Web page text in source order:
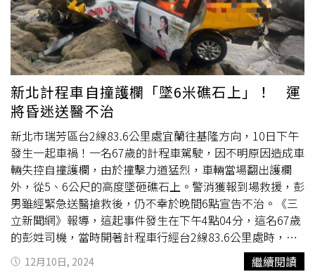
新北計程車自撞護欄「墜6米礁石上」！ 運
將昏迷送醫不治
新北市瑞芳區台2線83.6公里處宜蘭往基隆方向，10日下午
發生一起車禍！一名67歲的計程車駕駛，因不明原因造成車
輛失控自撞護欄，由於撞擊力道猛烈，車輛當場翻出護欄
外，從5、6公尺的高度墜砸礁石上。警消獲報到場救援，彭
男雖經緊急送醫搶救後，仍不幸於晚間6點宣告不治。《三
立新聞網》報導，這起事件發生在下午4點04分，這名67歲
的彭姓司機，當時開著計程車行經台2線83.6公里處時，因
不明原因自撞護欄，因為撞擊力道十分猛烈，整輛計程車瞬
間翻出護欄，墜落至礁石上。警消獲報後趕抵現場，迅速救
12月10日, 2024 繼續閱讀